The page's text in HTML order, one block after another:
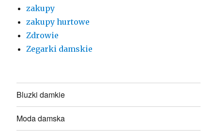
zakupy
zakupy hurtowe
Zdrowie
Zegarki damskie
Bluzki damkie
Moda damska